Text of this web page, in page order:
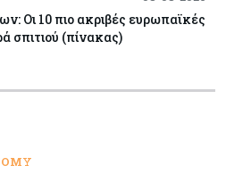
Οι 10 πιο ακριβές ευρωπαϊκές
σπιτιού (πίνακας)
08-08-2026
την Ευρώπη, αλλά οι
ασφαλισμένες